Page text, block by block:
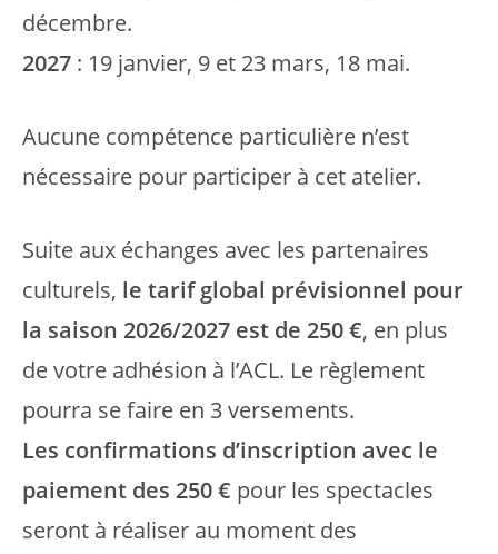
décembre.
2027 : 19 janvier, 9 et 23 mars, 18 mai.
Aucune compétence particulière n’est
nécessaire pour participer à cet atelier.
Suite aux échanges avec les partenaires
culturels, le tarif global prévisionnel pour
la saison 2026/2027 est de 250 €, en plus
de votre adhésion à l’ACL. Le règlement
pourra se faire en 3 versements.
Les confirmations d’inscription avec le
paiement des 250 € pour les spectacles
seront à réaliser au moment des